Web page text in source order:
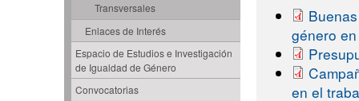
Transversales
Enlaces de Interés
Espacio de Estudios e Investigación
de Igualdad de Género
Convocatorias
género
en el